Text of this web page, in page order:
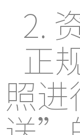
2.
正
照